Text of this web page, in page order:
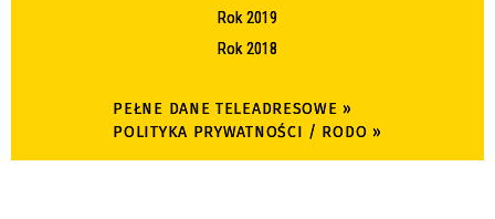
Rok 2019
Rok 2018
PEŁNE DANE TELEADRESOWE »
POLITYKA PRYWATNOŚCI / RODO »